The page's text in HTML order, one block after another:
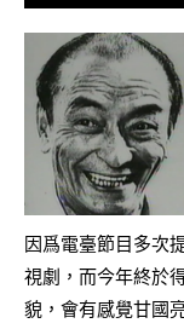
因爲電臺節目多次
視劇，而今年終於
貌，會有感覺甘國